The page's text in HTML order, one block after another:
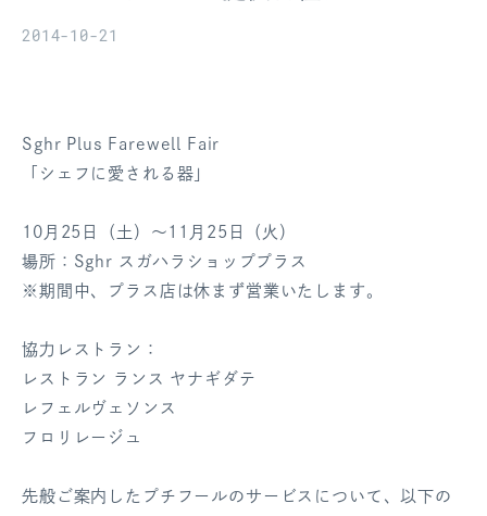
ポイント
ログアウト
2014-10-21
Sghr Plus Farewell Fair
「シェフに愛される器」
10月25日（土）～11月25日（火）
場所：Sghr スガハラショッププラス
※期間中、プラス店は休まず営業いたします。
協力レストラン：
レストラン ランス ヤナギダテ
レフェルヴェソンス
フロリレージュ
先般ご案内したプチフールのサービスについて、以下の